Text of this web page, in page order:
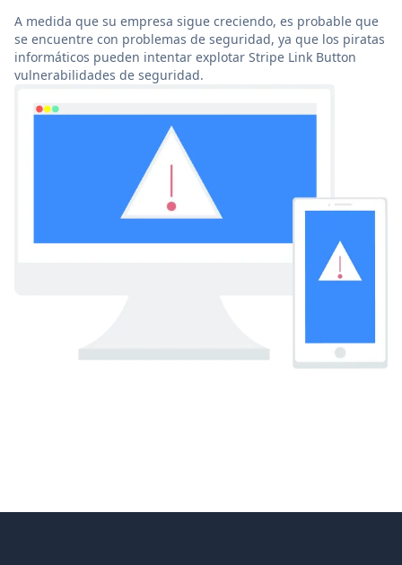
A medida que su empresa sigue creciendo, es probable que
se encuentre con problemas de seguridad, ya que los piratas
informáticos pueden intentar explotar Stripe Link Button
vulnerabilidades de seguridad.